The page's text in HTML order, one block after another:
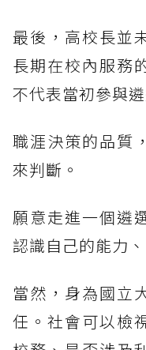
最後，高校長並
長期在校內服務
不代表當初參與
職涯決策的品質
來判斷。
願意走進一個遴
認識自己的能力
當然，身為國立
任。社會可以檢